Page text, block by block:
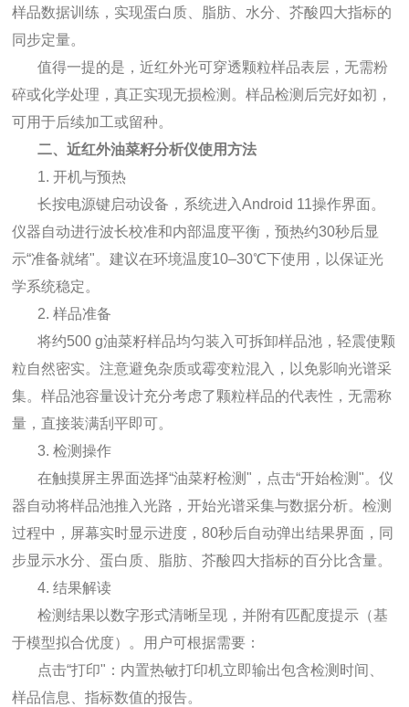
样品数据训练，实现蛋白质、脂肪、水分、芥酸四大指标的
同步定量。
值得一提的是，近红外光可穿透颗粒样品表层，无需粉
碎或化学处理，真正实现无损检测。样品检测后完好如初，
可用于后续加工或留种。
二、近红外油菜籽分析仪使用方法
1. 开机与预热
长按电源键启动设备，系统进入Android 11操作界面。
仪器自动进行波长校准和内部温度平衡，预热约30秒后显
示“准备就绪"。建议在环境温度10–30℃下使用，以保证光
学系统稳定。
2. 样品准备
将约500 g油菜籽样品均匀装入可拆卸样品池，轻震使颗
粒自然密实。注意避免杂质或霉变粒混入，以免影响光谱采
集。样品池容量设计充分考虑了颗粒样品的代表性，无需称
量，直接装满刮平即可。
3. 检测操作
在触摸屏主界面选择“油菜籽检测"，点击“开始检测"。仪
器自动将样品池推入光路，开始光谱采集与数据分析。检测
过程中，屏幕实时显示进度，80秒后自动弹出结果界面，同
步显示水分、蛋白质、脂肪、芥酸四大指标的百分比含量。
4. 结果解读
检测结果以数字形式清晰呈现，并附有匹配度提示（基
于模型拟合优度）。用户可根据需要：
点击“打印"：内置热敏打印机立即输出包含检测时间、
样品信息、指标数值的报告。